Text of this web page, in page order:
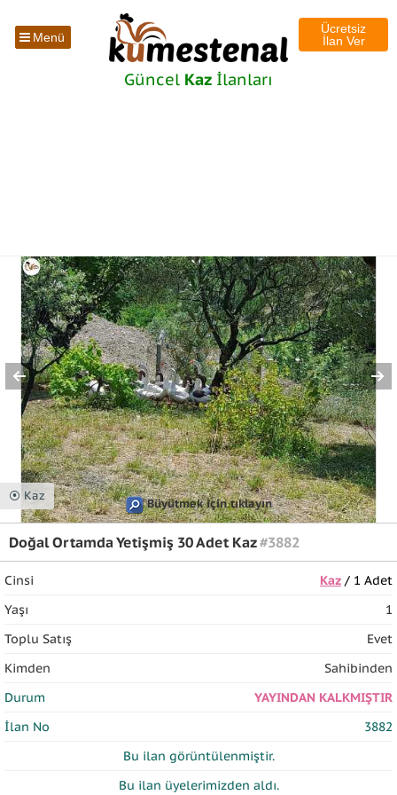
Menü
Ücretsiz
İlan Ver
Güncel Kaz İlanları
⦿ Kaz
Büyütmek için tıklayın
Doğal Ortamda Yetişmiş 30 Adet Kaz#3882
Cinsi Kaz/ 1 Adet
Yaşı
1
Toplu Satış
Evet
Kimden
Sahibinden
Durum
YAYINDAN KALKMIŞTIR
İlan No
3882
Bu ilan görüntülenmiştir.
Bu ilan üyelerimizden aldı.